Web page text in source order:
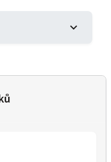
expand_more